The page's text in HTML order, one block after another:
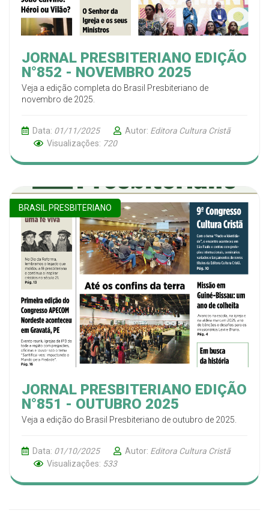
JORNAL PRESBITERIANO EDIÇÃO
N°852 - NOVEMBRO 2025
Veja a edição completa do Brasil Presbiteriano de
novembro de 2025.
Data: 01/11/2025 Autor: Editora Cultura Cristã
Visualizações: 720
BRASIL PRESBITERIANO
JORNAL PRESBITERIANO EDIÇÃO
N°851 - OUTUBRO 2025
Veja a edição do Brasil Presbiteriano de outubro de 2025.
Data: 01/10/2025 Autor: Editora Cultura Cristã
Visualizações: 533